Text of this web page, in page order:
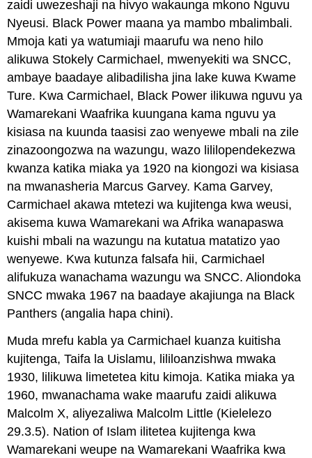
zaidi uwezeshaji na hivyo wakaunga mkono Nguvu
Nyeusi. Black Power maana ya mambo mbalimbali.
Mmoja kati ya watumiaji maarufu wa neno hilo
alikuwa Stokely Carmichael, mwenyekiti wa SNCC,
ambaye baadaye alibadilisha jina lake kuwa Kwame
Ture. Kwa Carmichael, Black Power ilikuwa nguvu ya
Wamarekani Waafrika kuungana kama nguvu ya
kisiasa na kuunda taasisi zao wenyewe mbali na zile
zinazoongozwa na wazungu, wazo lililopendekezwa
kwanza katika miaka ya 1920 na kiongozi wa kisiasa
na mwanasheria Marcus Garvey. Kama Garvey,
Carmichael akawa mtetezi wa kujitenga kwa weusi,
akisema kuwa Wamarekani wa Afrika wanapaswa
kuishi mbali na wazungu na kutatua matatizo yao
wenyewe. Kwa kutunza falsafa hii, Carmichael
alifukuza wanachama wazungu wa SNCC. Aliondoka
SNCC mwaka 1967 na baadaye akajiunga na Black
Panthers (angalia hapa chini).
Muda mrefu kabla ya Carmichael kuanza kuitisha
kujitenga, Taifa la Uislamu, lililoanzishwa mwaka
1930, lilikuwa limetetea kitu kimoja. Katika miaka ya
1960, mwanachama wake maarufu zaidi alikuwa
Malcolm X, aliyezaliwa Malcolm Little (Kielelezo
29.3.5). Nation of Islam ilitetea kujitenga kwa
Wamarekani weupe na Wamarekani Waafrika kwa